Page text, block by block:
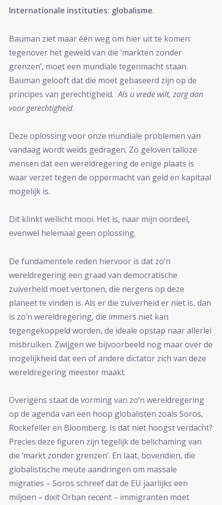
Internationale instituties: globalisme.
Bauman ziet maar één weg om hier uit te komen:
tegenover het geweld van die ‘markten zonder
grenzen’, moet een mundiale tegenmacht staan.
Bauman gelooft dat die moet gebaseerd zijn op de
principes van gerechtigheid. Als u vrede wilt, zorg dan
voor gerechtigheid.
Deze oplossing voor onze mundiale problemen van
vandaag wordt weids gedragen. Zo geloven talloze
mensen dat een wereldregering de enige plaats is
waar verzet tegen de oppermacht van geld en kapitaal
mogelijk is.
Dit klinkt wellicht mooi. Het is, naar mijn oordeel,
evenwel helemaal geen oplossing.
De fundamentele reden hiervoor is dat zo’n
wereldregering een graad van democratische
zuiverheid moet vertonen, die nergens op deze
planeet te vinden is. Als er die zuiverheid er niet is, dan
is zo’n wereldregering, die immers niet kan
tegengekoppeld worden, de ideale opstap naar allerlei
misbruiken. Zwijgen we bijvoorbeeld nog maar over de
mogelijkheid dat een of andere dictator zich van deze
wereldregering meester maakt.
Overigens staat de vorming van zo’n wereldregering
op de agenda van een hoop globalisten zoals Soros,
Rockefeller en Bloomberg. Is dat niet hoogst verdacht?
Precies deze figuren zijn tegelijk de belichaming van
die ‘markt zonder grenzen’. En laat, bovendien, die
globalistische meute aandringen om massale
migraties – Soros schreef dat de EU jaarlijks een
miljoen – dixit Orban recent – immigranten moet